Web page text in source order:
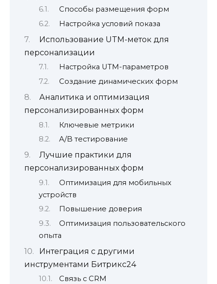
Способы размещения форм
Настройка условий показа
Использование UTM-меток для
персонализации
Настройка UTM-параметров
Создание динамических форм
Аналитика и оптимизация
персонализированных форм
Ключевые метрики
A/B тестирование
Лучшие практики для
персонализированных форм
Оптимизация для мобильных
устройств
Повышение доверия
Оптимизация пользовательского
опыта
Интеграция с другими
инструментами Битрикс24
Связь с CRM